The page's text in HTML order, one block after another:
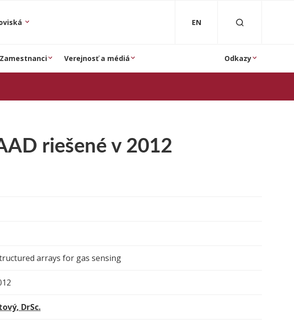
EN
Zamestnanci Verejnosť a médiá Odkazy
riešené v 2012
arrays for gas sensing
DrSc.